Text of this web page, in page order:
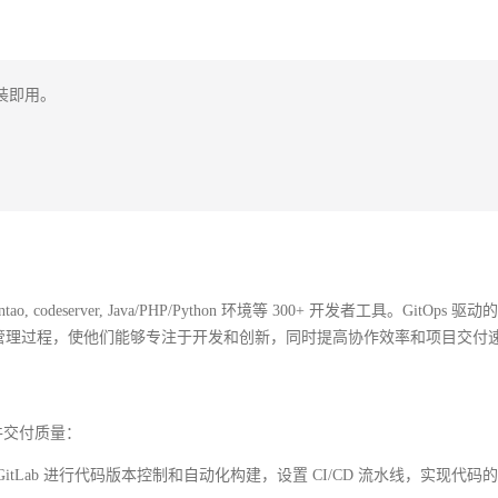
即用。
codeserver, Java/PHP/Python 环境等 300+ 开发者工具。GitOps 驱动
过程，使他们能够专注于开发和创新，同时提高协作效率和项目交付
付质量：
进行代码版本控制和自动化构建，设置 CI/CD 流水线，实现代码